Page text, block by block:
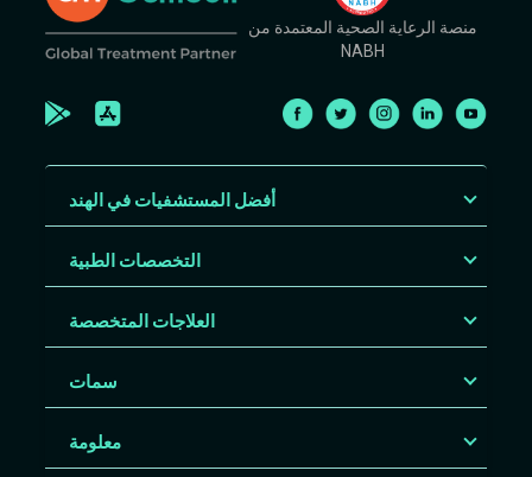
منصة الرعاية الصحية المعتمدة من
NABH
أفضل المستشفيات في الهند
التخصصات الطبية
العلاجات المتخصصة
سمات
معلومة